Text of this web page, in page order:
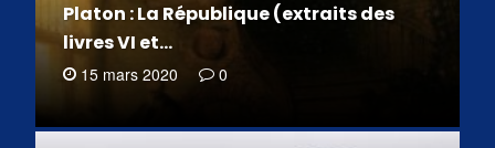
Platon : La République (extraits des
livres VI et…
15 mars 2020 0